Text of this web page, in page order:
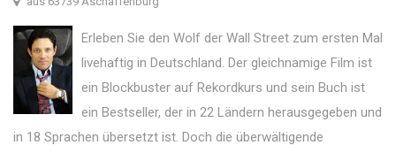
Erleben Sie den Wolf der Wall Street zum ersten Mal
livehaftig in Deutschland. Der gleichnamige Film ist
ein Blockbuster auf Rekordkurs und sein Buch ist
ein Bestseller, der in 22 Ländern herausgegeben und
in 18 Sprachen übersetzt ist. Doch die überwältigende